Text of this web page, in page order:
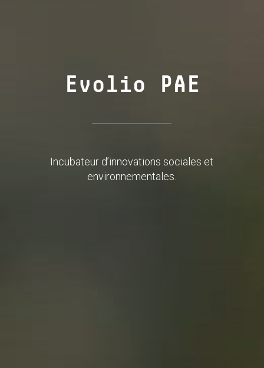
Evolio PAE
Incubateur d’innovations sociales et
environnementales.